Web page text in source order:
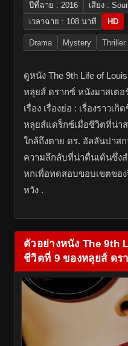
ปีที่ฉาย : 2016 เสียง :
เวลาฉาย : 108 นาที
HD
Drama Mystery Thriller
ดูหนัง The 9th Life of
หลุยส์ ดรากซ์ หนังมาสเต
เรื่อง เรื่องย่อ : เรื่องราวเ
หลุยส์แดร็กซ์เมื่อชีวิตที่น่า
ใกล้ถึงตาย ดร. อัลลันปาส
ความลึกลับที่น่าตื่นเต้นซึ่ง
หกเพื่อทดสอบขอบเขตขอ
หวัง .
ตัวอย่างหนัง The 9th
ชีวิตที่ 9 ของหลุยส์ ดร